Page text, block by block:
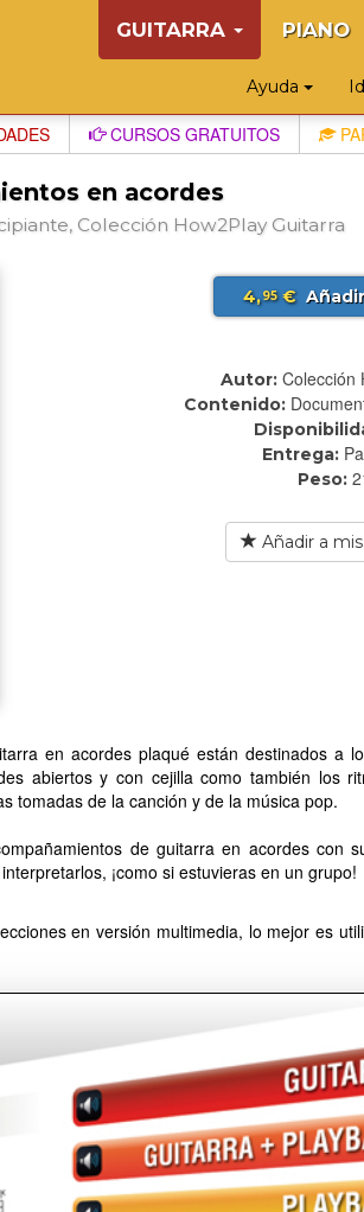
GUITARRA PIANO
Ayuda
CURSOS GRATUITOS
en acordes
Colección How2Play Guitarra
4,95€
Autor: Colección
Contenido:
Entrega:
Peso:
Añadir a
en acordes plaqué están destinados a
abiertos y con cejilla como también los
tomadas de la canción y de la música pop.
de guitarra en acordes con
¡como si estuvieras en un grupo!
en versión multimedia, lo mejor es